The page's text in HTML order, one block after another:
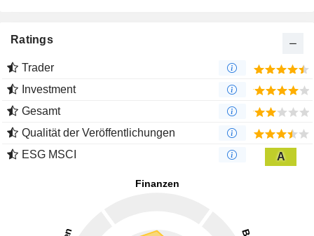
Ratings
Trader
Investment
Gesamt
Qualität der Veröffentlichungen
ESG MSCI
A